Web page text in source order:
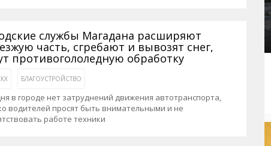
службы Магадана расширяют
часть, сгребают и вывозят снег,
противогололедную обработку
БЛАГОУСТРОЙСТВО
в городе нет затруднений движения автотранспорта,
водителей просят быть внимательными и не
работе техники